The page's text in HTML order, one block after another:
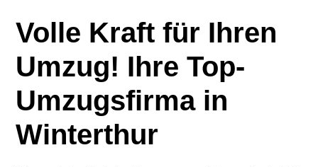
Volle Kraft für Ihren
Umzug! Ihre Top-
Umzugsfirma in
Winterthur